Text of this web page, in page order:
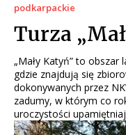
podkarpackie
Turza
„Mały Katyń” to
gdzie znajdują się
dokonywanych przez
zadumy, w którym co
uroczystości